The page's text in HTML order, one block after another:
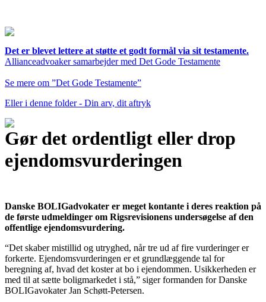
Det er blevet lettere at støtte et godt formål via sit testamente.
Allianceadvoaker samarbejder med Det Gode Testamente
Se mere om ”Det Gode Testamente”
Eller i denne folder - Din arv, dit aftryk
Gør det ordentligt eller drop
ejendomsvurderingen
Danske BOLIGadvokater er meget kontante i deres reaktion på
de første udmeldinger om Rigsrevisionens undersøgelse af den
offentlige ejendomsvurdering.
“Det skaber mistillid og utryghed, når tre ud af fire vurderinger er
forkerte. Ejendomsvurderingen er et grundlæggende tal for
beregning af, hvad det koster at bo i ejendommen. Usikkerheden er
med til at sætte boligmarkedet i stå,” siger formanden for Danske
BOLIGavokater Jan Schøtt-Petersen.